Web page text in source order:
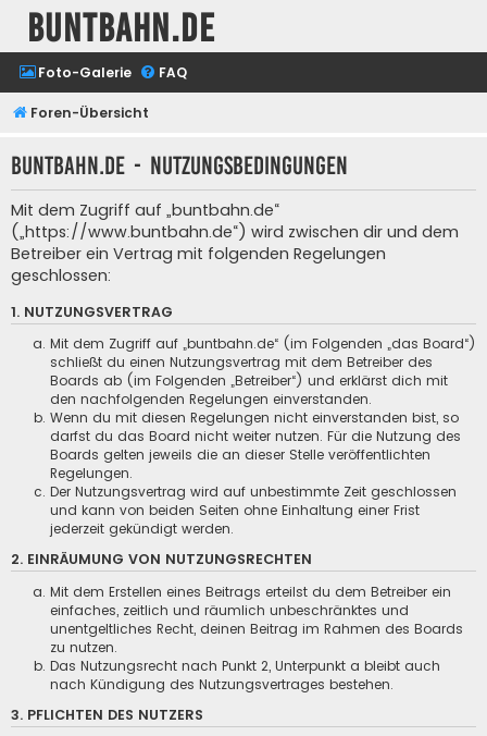
buntbahn.de
Foto-Galerie FAQ
Foren-Übersicht
buntbahn.de - Nutzungsbedingungen
Mit dem Zugriff auf „buntbahn.de“
(„https://www.buntbahn.de“) wird zwischen dir und dem
Betreiber ein Vertrag mit folgenden Regelungen
geschlossen:
1. NUTZUNGSVERTRAG
Mit dem Zugriff auf „buntbahn.de“ (im Folgenden „das Board“)
schließt du einen Nutzungsvertrag mit dem Betreiber des
Boards ab (im Folgenden „Betreiber“) und erklärst dich mit
den nachfolgenden Regelungen einverstanden.
Wenn du mit diesen Regelungen nicht einverstanden bist, so
darfst du das Board nicht weiter nutzen. Für die Nutzung des
Boards gelten jeweils die an dieser Stelle veröffentlichten
Regelungen.
Der Nutzungsvertrag wird auf unbestimmte Zeit geschlossen
und kann von beiden Seiten ohne Einhaltung einer Frist
jederzeit gekündigt werden.
2. EINRÄUMUNG VON NUTZUNGSRECHTEN
Mit dem Erstellen eines Beitrags erteilst du dem Betreiber ein
einfaches, zeitlich und räumlich unbeschränktes und
unentgeltliches Recht, deinen Beitrag im Rahmen des Boards
zu nutzen.
Das Nutzungsrecht nach Punkt 2, Unterpunkt a bleibt auch
nach Kündigung des Nutzungsvertrages bestehen.
3. PFLICHTEN DES NUTZERS